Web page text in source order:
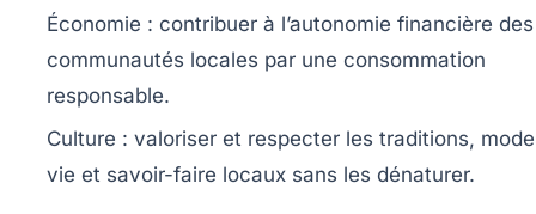
Économie : contribuer à l’autonomie financière des
communautés locales par une consommation
responsable.
Culture : valoriser et respecter les traditions,
vie et savoir-faire locaux sans les dénaturer.